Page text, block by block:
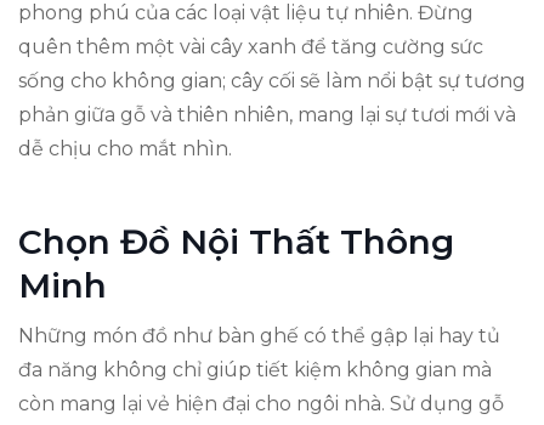
phong phú của các loại vật liệu tự nhiên. Đừng
quên thêm một vài cây xanh để tăng cường sức
sống cho không gian; cây cối sẽ làm nổi bật sự tương
phản giữa gỗ và thiên nhiên, mang lại sự tươi mới và
dễ chịu cho mắt nhìn.
Chọn Đồ Nội Thất Thông
Minh
Những món đồ như bàn ghế có thể gập lại hay tủ
đa năng không chỉ giúp tiết kiệm không gian mà
còn mang lại vẻ hiện đại cho ngôi nhà. Sử dụng gỗ